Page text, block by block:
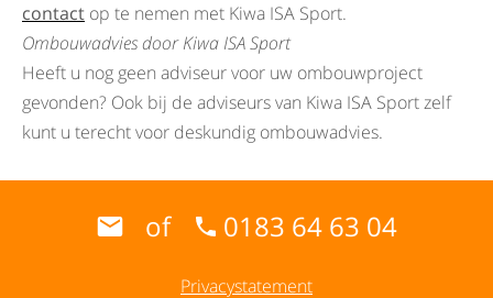
contact op te nemen met Kiwa ISA Sport.
Ombouwadvies door Kiwa ISA Sport
Heeft u nog geen adviseur voor uw ombouwproject
gevonden? Ook bij de adviseurs van Kiwa ISA Sport zelf
kunt u terecht voor deskundig ombouwadvies.
of 0183 64 63 04
Privacystatement